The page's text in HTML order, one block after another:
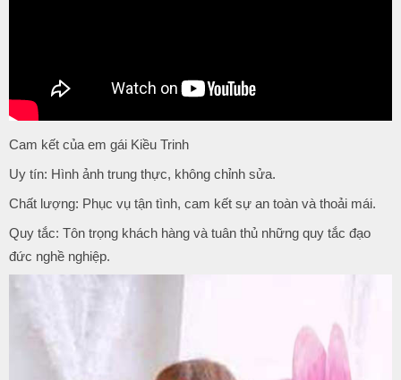
Cam kết của em gái Kiều Trinh
Uy tín: Hình ảnh trung thực, không chỉnh sửa.
Chất lượng: Phục vụ tận tình, cam kết sự an toàn và thoải mái.
Quy tắc: Tôn trọng khách hàng và tuân thủ những quy tắc đạo
đức nghề nghiệp.